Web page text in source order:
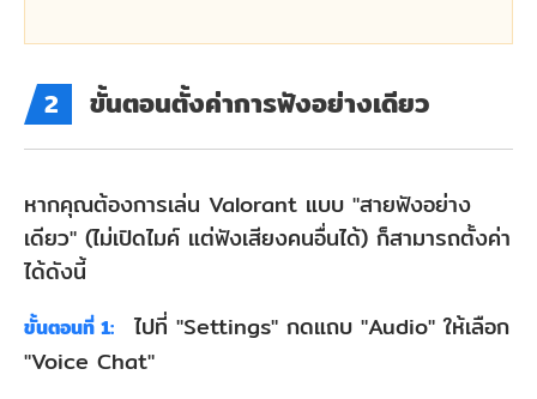
Windows
4.3
อุปกรณ์
อินพุต/
ใน
Windows
2 ขั้นตอนตั้งค่าการฟังอย่างเดียว
หากคุณต้องการเล่น Valorant แบบ "สายฟังอย่าง
เดียว" (ไม่เปิดไมค์ แต่ฟังเสียงคนอื่นได้) ก็สามารถตั้งค่า
ได้ดังนี้
ขั้นตอนที่ 1:
ไปที่ "Settings" กดแถบ "Audio" ให้เลือก
"Voice Chat"